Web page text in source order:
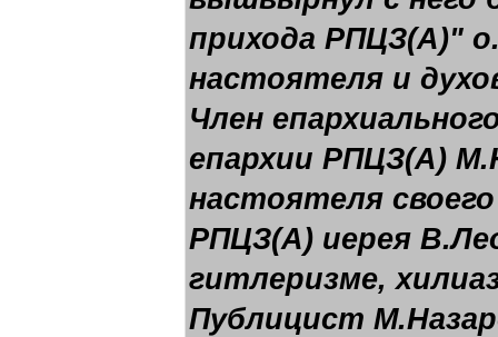
прихода РПЦЗ(А)"
настоятеля и
Член
епархии РПЦЗ(А)
настоятеля
РПЦЗ(А) иерея
гитлеризме,
Публицист